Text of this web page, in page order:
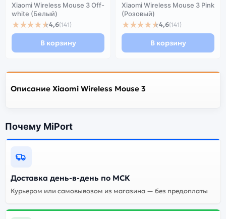
Xiaomi Wireless Mouse 3 Off-
white (Белый)
★★★★★4,6(141)
В корзину
Xiaomi Wireless Mouse 3 Pink
(Розовый)
★★★★★4,6(141)
В корзину
Описание Xiaomi Wireless Mouse 3
Почему MiPort
Доставка день-в-день по МСК
Курьером или самовывозом из магазина — без предоплаты